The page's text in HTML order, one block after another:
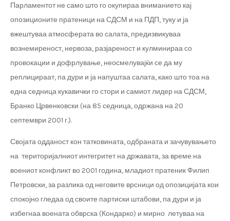
Парламентот не само што го окупираа вниманието кај
опозиционите пратеници на СДСМ и на ПДП, туку и ја
вжештуваа атмосферата во салата, предизвикуваа
вознемиреност, нервоза, разјареност и кулминираа со
провокации и дофрлување, неосмелувајќи се да му
реплицираат, па дури и ја напуштаа салата, како што тоа на
една седница кукавички го стори и самиот лидер на СДСМ,
Бранко Црвенковски (на 85 седница, одржана на 20
септември 2001 г.).
Својата одданост кон татковината, одбраната и зачувувањето
на територијалниот интегритет на државата, за време на
воениот конфликт во 2001 година, младиот пратеник Филип
Петровски, за разлика од неговите врсници од опозицијата кои
спокојно гледаа од своите партиски штабови, па дури и ја
избегнаа воената обврска (Кондарко) и мирно летуваа на